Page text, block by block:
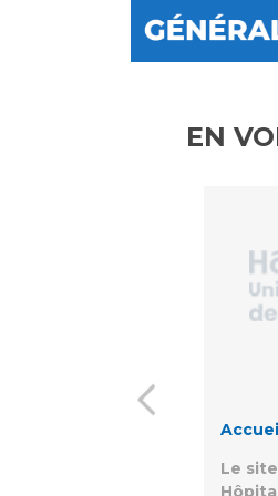
Les associations
Livret d'accueil
Transports
Les structures de
EN
Le